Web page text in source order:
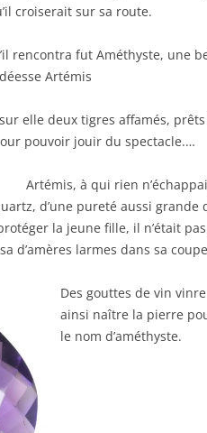
croiserait sur sa route.
rencontra fut Améthyste, une
Artémis
elle deux tigres affamés,
pouvoir jouir du spectacle.…
Artémis, à qui rien
d’une pureté aussi grande
la jeune fille, il n’était
d’amères larmes dans sa
Des gouttes de vin
ainsi naître la pierre
le nom d’améthyste.